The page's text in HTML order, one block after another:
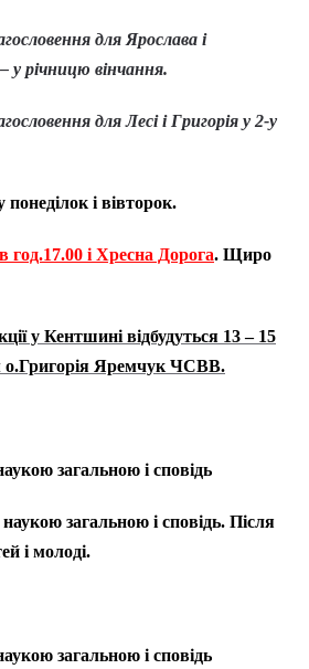
для Ярослава і
у річницю вінчання.
для Лесі і Григорія у 2-у
понеділок і вівторок.
год.17.00 і Хресна Дорога. Щиро
у Кентшині відбудуться 13 – 15
о.Григорія Яремчук ЧСВВ.
загальною і сповідь
загальною і сповідь. Після
і молоді.
загальною і сповідь